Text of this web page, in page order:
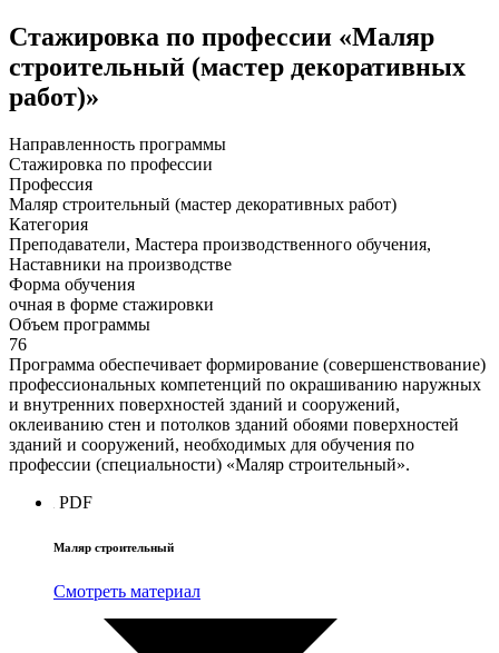
Стажировка по профессии «Маляр
строительный (мастер декоративных
работ)»
Направленность программы
Стажировка по профессии
Профессия
Маляр строительный (мастер декоративных работ)
Категория
Преподаватели, Мастера производственного обучения,
Наставники на производстве
Форма обучения
очная в форме стажировки
Объем программы
76
Программа обеспечивает формирование (совершенствование)
профессиональных компетенций по окрашиванию наружных
и внутренних поверхностей зданий и сооружений,
оклеиванию стен и потолков зданий обоями поверхностей
зданий и сооружений, необходимых для обучения по
профессии (специальности) «Маляр строительный».
PDF
Маляр строительный
Смотреть материал